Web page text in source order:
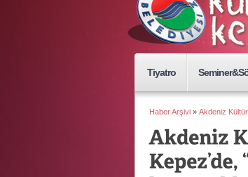
Tiyatro
Haber Arşivi » Akdeniz